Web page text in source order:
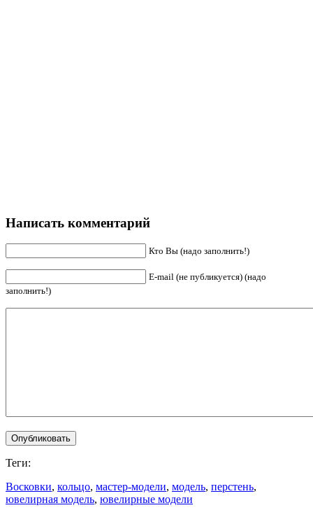
Написать комментарий
Кто Вы (надо заполнить!)
E-mail (не публикуется) (надо
заполнить!)
Теги:
Восковки, кольцо, мастер-модели, модель, перстень,
ювелирная модель, ювелирные модели